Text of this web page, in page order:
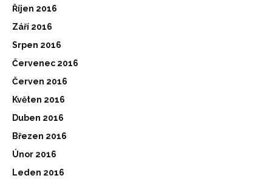
Říjen 2016
Září 2016
Srpen 2016
Červenec 2016
Červen 2016
Květen 2016
Duben 2016
Březen 2016
Únor 2016
Leden 2016